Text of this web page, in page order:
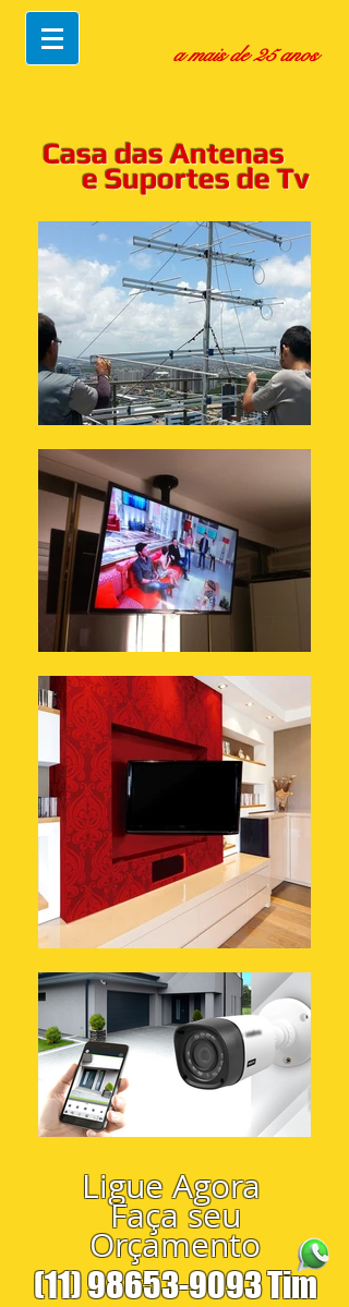
a mais de 25 anos
Casa das Antenas
e Suportes de Tv
Ligue Agora
Faça seu
Orçamento
(11) 98653-9093Tim